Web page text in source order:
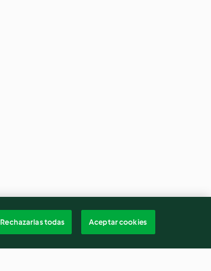
Rechazarlas todas Aceptar cookies